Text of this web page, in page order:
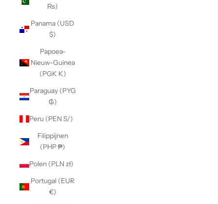
₨)
Panama (USD
$)
Papoea-
Nieuw-Guinea
(PGK K)
Paraguay (PYG
₲)
Peru (PEN S/)
Filippijnen
(PHP ₱)
Polen (PLN zł)
Portugal (EUR
€)